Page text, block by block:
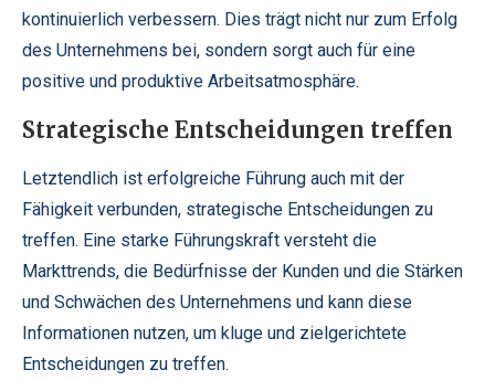
kontinuierlich verbessern. Dies trägt nicht nur zum Erfolg
des Unternehmens bei, sondern sorgt auch für eine
positive und produktive Arbeitsatmosphäre.
Strategische Entscheidungen treffen
Letztendlich ist erfolgreiche Führung auch mit der
Fähigkeit verbunden, strategische Entscheidungen zu
treffen. Eine starke Führungskraft versteht die
Markttrends, die Bedürfnisse der Kunden und die Stärken
und Schwächen des Unternehmens und kann diese
Informationen nutzen, um kluge und zielgerichtete
Entscheidungen zu treffen.